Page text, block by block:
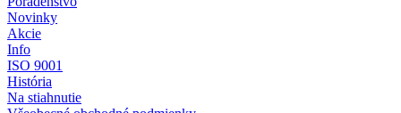
Novinky
Akcie
Info
ISO 9001
História
Na stiahnutie